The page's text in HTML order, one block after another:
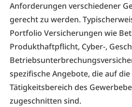
Anforderungen verschiedener
gerecht zu werden.
Portfolio Versicherungen wie
Produkthaftpflicht, Cyber-,
spezifische Angebote, die auf
Tätigkeitsbereich des
zugeschnitten sind.